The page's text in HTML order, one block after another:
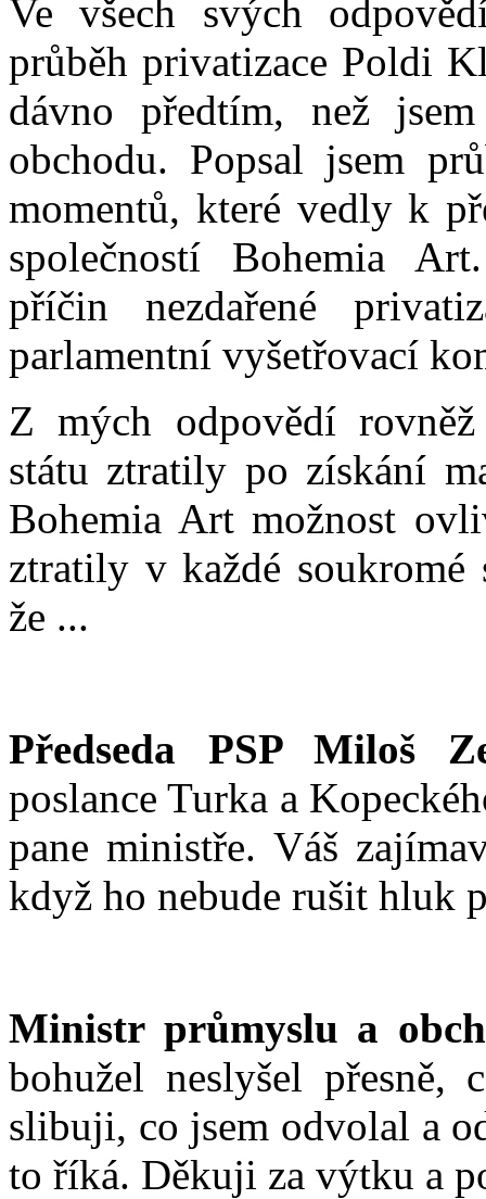
Ve všech svých
průběh privatizace Poldi
dávno předtím, než
obchodu. Popsal jsem
momentů, které vedly k
společností Bohemia
příčin nezdařené
parlamentní vyšetřovací
Z mých odpovědí
státu ztratily po získání
Bohemia Art možnost
ztratily v každé soukromé
že ...
Předseda PSP Miloš
poslance Turka a
pane ministře. Váš
když ho nebude rušit hluk
Ministr průmyslu a
bohužel neslyšel přesně,
slibuji, co jsem odvolal a
to říká. Děkuji za výtku a